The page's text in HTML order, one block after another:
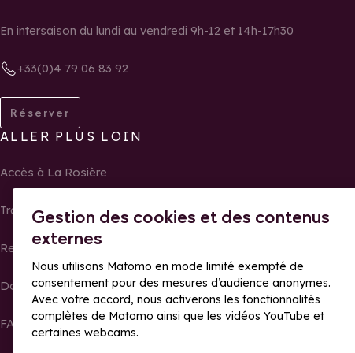
Gestion des cookies et des contenus
externes
Nous utilisons Matomo en mode limité exempté de
consentement pour des mesures d’audience anonymes.
Avec votre accord, nous activerons les fonctionnalités
complètes de Matomo ainsi que les vidéos YouTube et
certaines webcams.
En intersaison du lundi au vendredi 9h-12 et 14h-17h30
+33(0)4 79 06 83 92
Réserver
ALLER PLUS LOIN
Accès à La Rosière
Transports & mobilités
Recrutement
Documentation & téléchargements
FAQ